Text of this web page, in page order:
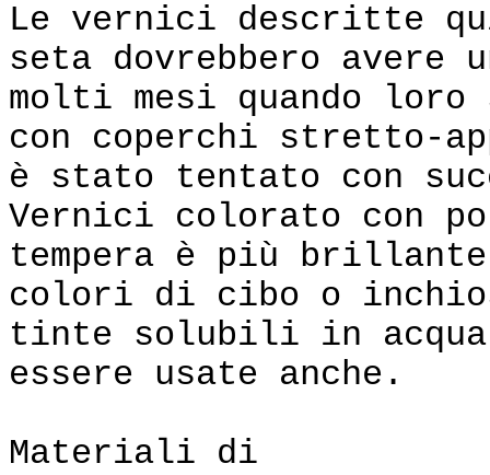
Le vernici descritte
seta dovrebbero avere
molti mesi quando loro
con coperchi stretto-
è stato tentato con
Vernici colorato con
tempera è più
colori di cibo o
tinte solubili in acqua
essere usate anche.